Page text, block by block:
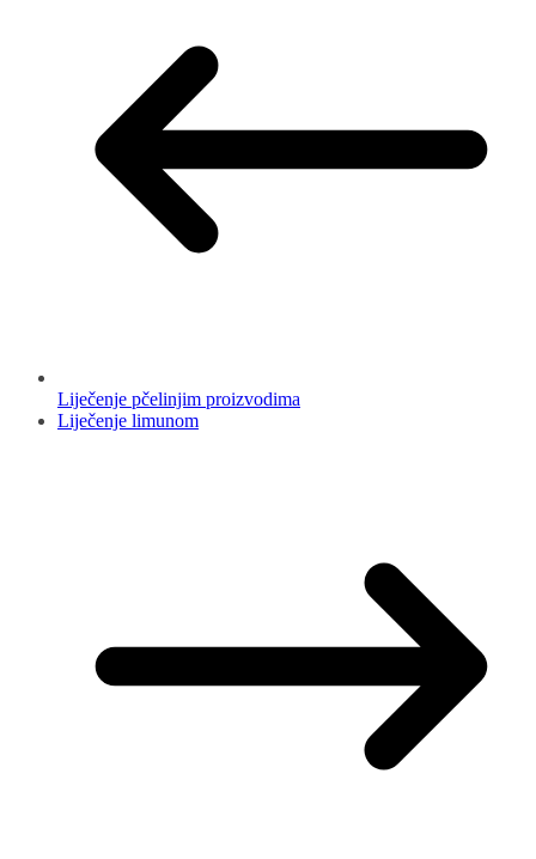
Liječenje pčelinjim proizvodima
Liječenje limunom